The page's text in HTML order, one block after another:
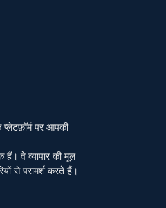
पर आपकी
हैं। वे व्यापार की मूल
से परामर्श करते हैं।